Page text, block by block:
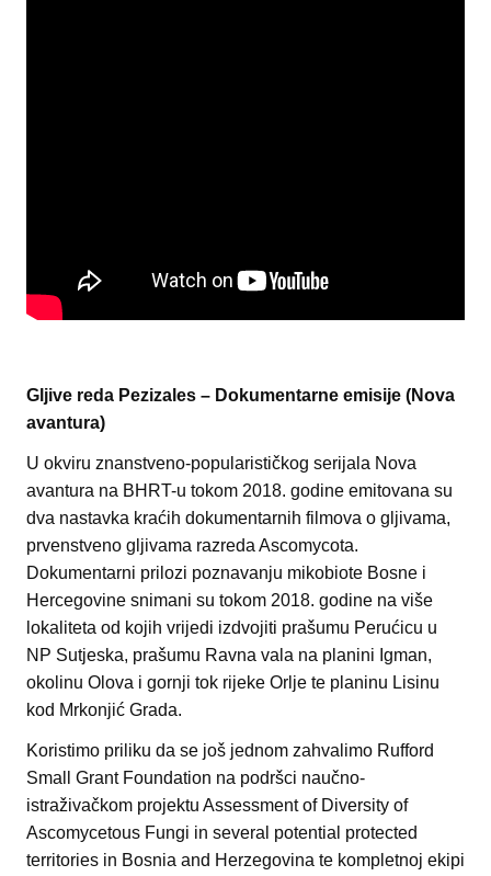
Gljive reda Pezizales – Dokumentarne emisije (Nova
avantura)
U okviru znanstveno-popularističkog serijala Nova
avantura na BHRT-u tokom 2018. godine emitovana su
dva nastavka kraćih dokumentarnih filmova o gljivama,
prvenstveno gljivama razreda Ascomycota.
Dokumentarni prilozi poznavanju mikobiote Bosne i
Hercegovine snimani su tokom 2018. godine na više
lokaliteta od kojih vrijedi izdvojiti prašumu Perućicu u
NP Sutjeska, prašumu Ravna vala na planini Igman,
okolinu Olova i gornji tok rijeke Orlje te planinu Lisinu
kod Mrkonjić Grada.
Koristimo priliku da se još jednom zahvalimo Rufford
Small Grant Foundation na podršci naučno-
istraživačkom projektu Assessment of Diversity of
Ascomycetous Fungi in several potential protected
territories in Bosnia and Herzegovina te kompletnoj ekipi